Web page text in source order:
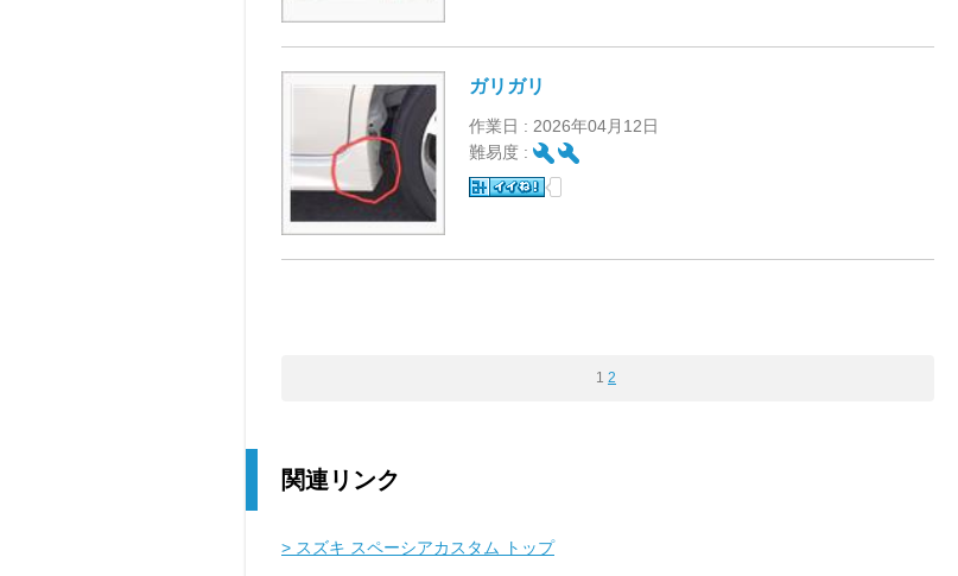
ガリガリ
作業日 : 2026年04月12日
難易度 :
1 2
関連リンク
> スズキ スペーシアカスタム トップ